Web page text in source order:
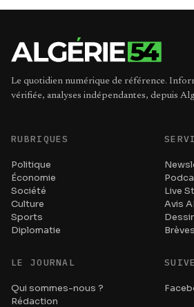
Le quotidien numérique de référence.
vérifiée, analyses indépendantes, depuis
RUBRIQUES
Politique
Économie
Société
Culture
Sports
Diplomatie
Live
Avis
Brèves
LE JOURNAL
Qui sommes-nous ?
Rédaction